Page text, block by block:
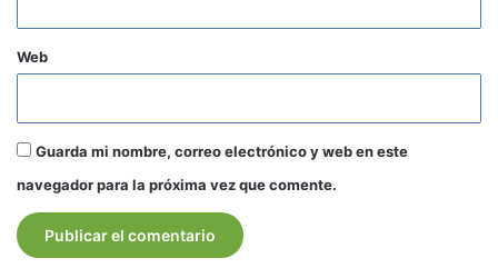
Web
Guarda mi nombre, correo electrónico y web en este
navegador para la próxima vez que comente.